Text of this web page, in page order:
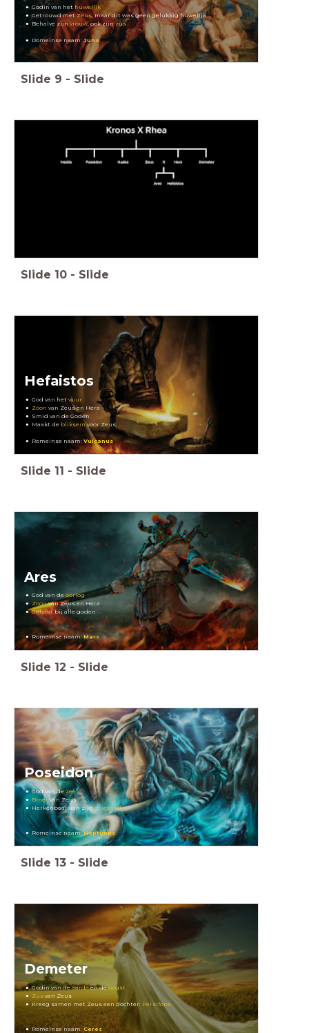
Godin van het huwelijk
Getrouwd metZeus, maar dit was geen gelukkig huwelijk
Behalve zijnvrouw, ook zijnzus
Romeinse naam:Juno
Slide 9 - Slide
Slide 10 - Slide
Hefaistos
God van hetvuur
Zoon van Zeus en Hera
Smid van de Goden
Maakt de bliksemvoor Zeus
Romeinse naam:Vulcanus
Slide 11 - Slide
Ares
God van deoorlog
Zoonvan Zeus en Hera
Gehaatbij alle goden
Romeinse naam:Mars
Slide 12 - Slide
Poseidon
God van dezee
Broervan Zeus
Herkenbaar aan zijndrietand
Romeinse naam:Neptunus
Slide 13 - Slide
Demeter
Godin van deaardeen deoogst
Zus van Zeus
Kreeg samen met Zeus een dochter: Persifone
Romeinse naam: Ceres